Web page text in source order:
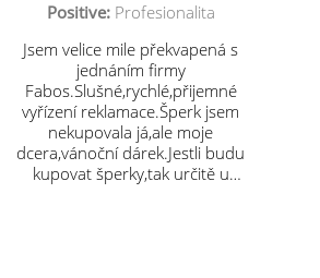
Positive:Profesionalita
Jsem velice mile překvapená s
jednáním firmy
Fabos.Slušné,rychlé,přijemné
vyřízení reklamace.Šperk jsem
nekupovala já,ale moje
dcera,vánoční dárek.Jestli budu
kupovat šperky,tak určitě u